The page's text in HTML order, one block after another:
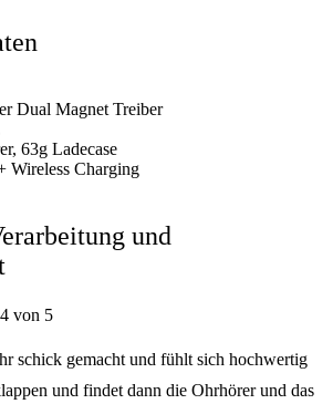
Dual Magnet Treiber
63g Ladecase
Wireless Charging
und
von 5
schick gemacht und fühlt sich hochwertig
und findet dann die Ohrhörer und das